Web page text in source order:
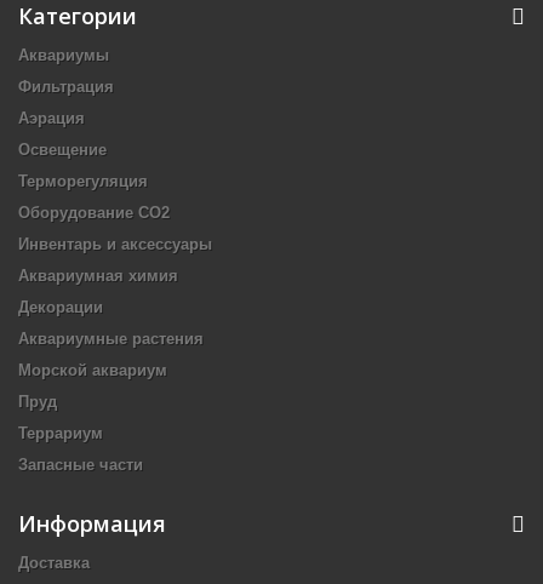
Категории
Аквариумы
Фильтрация
Аэрация
Освещение
Терморегуляция
Оборудование CO2
Инвентарь и аксессуары
Аквариумная химия
Декорации
Аквариумные растения
Морской аквариум
Пруд
Террариум
Запасные части
Информация
Доставка